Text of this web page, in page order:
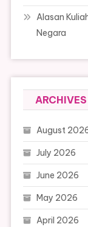
Alasan
Negara
ARCHIVES
August
July 2026
June 2026
May 2026
April 2026